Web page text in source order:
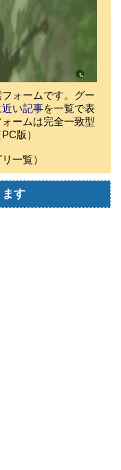
ォームです。グー
近い記事を一覧で表
ームは完全一致型
版）
一覧）
す